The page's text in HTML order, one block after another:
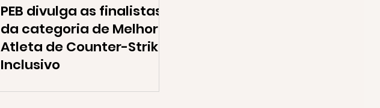
PEB divulga as finalistas
da categoria de Melhor
Atleta de Counter-Strike
Inclusivo